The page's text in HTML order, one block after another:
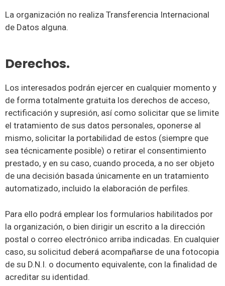
La organización no realiza Transferencia Internacional
de Datos alguna.
Derechos.
Los interesados podrán ejercer en cualquier momento y
de forma totalmente gratuita los derechos de acceso,
rectificación y supresión, así como solicitar que se limite
el tratamiento de sus datos personales, oponerse al
mismo, solicitar la portabilidad de estos (siempre que
sea técnicamente posible) o retirar el consentimiento
prestado, y en su caso, cuando proceda, a no ser objeto
de una decisión basada únicamente en un tratamiento
automatizado, incluido la elaboración de perfiles.
Para ello podrá emplear los formularios habilitados por
la organización, o bien dirigir un escrito a la dirección
postal o correo electrónico arriba indicadas. En cualquier
caso, su solicitud deberá acompañarse de una fotocopia
de su D.N.I. o documento equivalente, con la finalidad de
acreditar su identidad.